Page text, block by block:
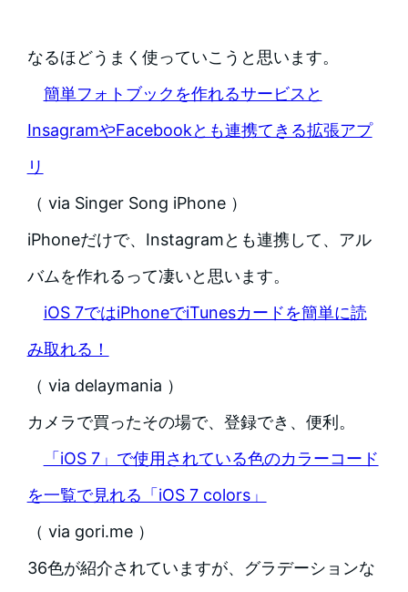
なるほどうまく使っていこうと思います。
簡単フォトブックを作れるサービスと
InsagramやFacebookとも連携てきる拡張アプ
リ
（ via Singer Song iPhone ）
iPhoneだけで、Instagramとも連携して、アル
バムを作れるって凄いと思います。
iOS 7ではiPhoneでiTunesカードを簡単に読
み取れる！
（ via delaymania ）
カメラで買ったその場で、登録でき、便利。
「iOS 7」で使用されている色のカラーコード
を一覧で見れる「iOS 7 colors」
（ via gori.me ）
36色が紹介されていますが、グラデーションな